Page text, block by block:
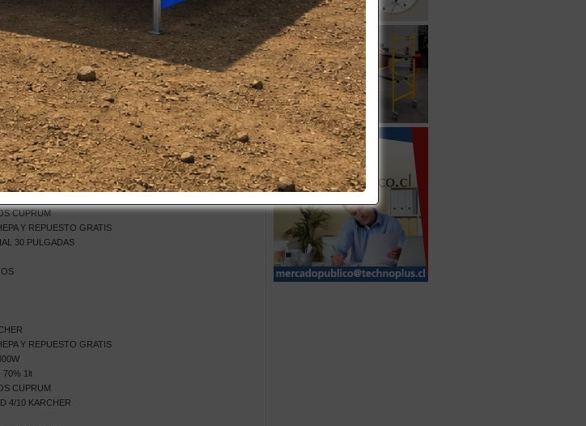
PULGADAS
LONA
10 CASILLEROS
CUPRUM
1000w
CUPRUM
Y REPUESTO GRATIS
30 PULGADAS
Y REPUESTO GRATIS
70% 1lt
CUPRUM
4/10 KARCHER